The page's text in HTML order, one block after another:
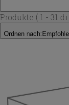
Produkte ( 1 - 31 di
Ordnen nach: